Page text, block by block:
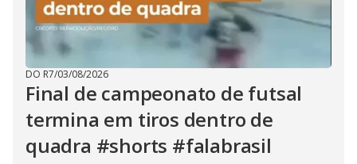
DO R7/03/08/2026
Final de campeonato de futsal
termina em tiros dentro de
quadra #shorts #falabrasil